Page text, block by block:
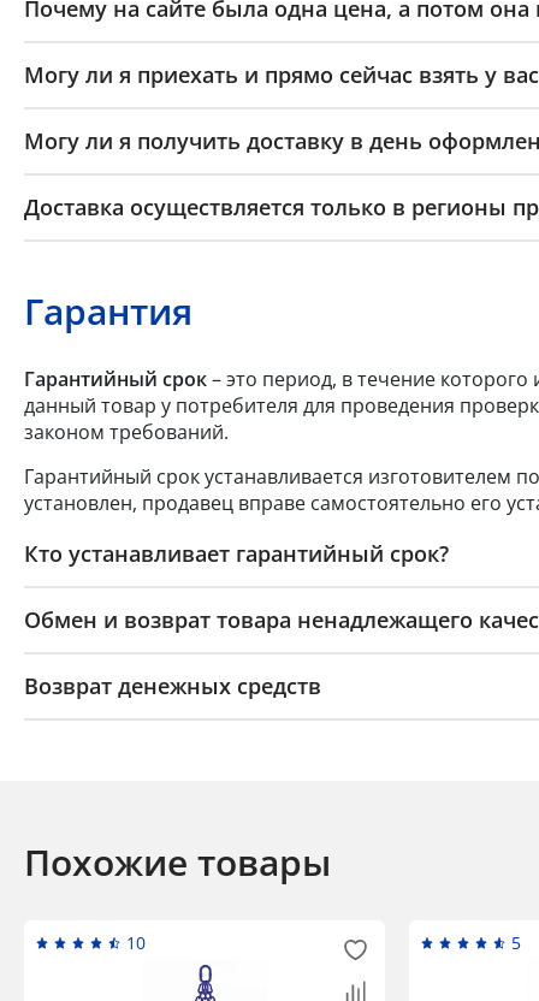
Почему на сайте была одна цена, а потом она
Могу ли я приехать и прямо сейчас взять у
Могу ли я получить доставку в день
Доставка осуществляется только в регионы
Гарантия
Гарантийный срок– это период, в течение которого
данный товар у потребителя для проведения
законом требований.
Гарантийный срок устанавливается изготовителем
установлен, продавец вправе самостоятельно его
Кто устанавливает гарантийный срок?
Обмен и возврат товара ненадлежащего
Возврат денежных средств
Похожие товары
10 5